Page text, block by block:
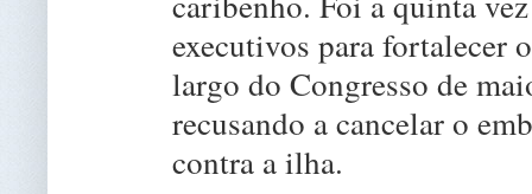
executivos para fortalecer
largo do Congresso de
recusando a cancelar o
contra a ilha.